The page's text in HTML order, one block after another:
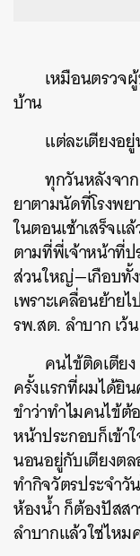
เหมือนตรวจ
บ้าน
แต่ละเตียงอ
ทุกวันหลังจา
ยาตามนัดที่โรงพ
ในตอนเช้าเสร็จแ
ตามที่พี่เจ้าหน้าที่ป
ส่วนใหญ่—เกือบทั้
เพราะเคลื่อนย้าย
รพ.สต. ลำบาก เว้
คนไข้ติดเตีย
ครั้งแรกที่ผมได้ยิ
ขำว่าทำไมคนไข้ต้
หน้าประกอบก็เข้
นอนอยู่กับเตียงต
ทำกิจวัตรประจำวั
ห้องน้ำ ก็ต้องปัสส
ลำบากแล้วใช่ไหม